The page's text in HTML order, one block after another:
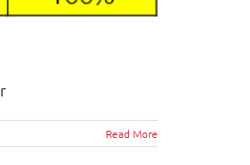
Read More